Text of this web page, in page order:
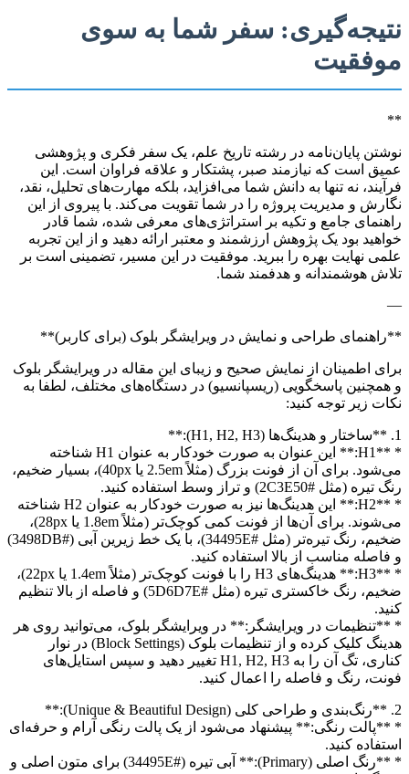
نتیجه‌گیری: سفر شما به سوی
موفقیت
**
نوشتن پایان‌نامه در رشته تاریخ علم، یک سفر فکری و پژوهشی
عمیق است که نیازمند صبر، پشتکار و علاقه فراوان است. این
فرآیند، نه تنها به دانش شما می‌افزاید، بلکه مهارت‌های تحلیل، نقد،
نگارش و مدیریت پروژه را در شما تقویت می‌کند. با پیروی از این
راهنمای جامع و تکیه بر استراتژی‌های معرفی شده، شما قادر
خواهید بود یک پژوهش ارزشمند و معتبر ارائه دهید و از این تجربه
علمی نهایت بهره را ببرید. موفقیت در این مسیر، تضمینی است بر
تلاش هوشمندانه و هدفمند شما.
—
**راهنمای طراحی و نمایش در ویرایشگر بلوک (برای کاربر)**
برای اطمینان از نمایش صحیح و زیبای این مقاله در ویرایشگر بلوک
و همچنین پاسخگویی (ریسپانسیو) در دستگاه‌های مختلف، لطفا به
نکات زیر توجه کنید:
1. **ساختار و هدینگ‌ها (H1, H2, H3):**
* **H1:** این عنوان به صورت خودکار به عنوان H1 شناخته
می‌شود. برای آن از فونت بزرگ (مثلاً 2.5em یا 40px)، بسیار ضخیم،
رنگ تیره (مثل #2C3E50) و تراز وسط استفاده کنید.
* **H2:** این هدینگ‌ها نیز به صورت خودکار به عنوان H2 شناخته
می‌شوند. برای آن‌ها از فونت کمی کوچک‌تر (مثلاً 1.8em یا 28px)،
ضخیم، رنگ تیره‌تر (مثل #34495E)، با یک خط زیرین آبی (#3498DB)
و فاصله مناسب از بالا استفاده کنید.
* **H3:** هدینگ‌های H3 را با فونت کوچک‌تر (مثلاً 1.4em یا 22px)،
ضخیم، رنگ خاکستری تیره (مثل #5D6D7E) و فاصله از بالا تنظیم
کنید.
* **تنظیمات در ویرایشگر:** در ویرایشگر بلوک، می‌توانید روی هر
هدینگ کلیک کرده و از تنظیمات بلوک (Block Settings) در نوار
کناری، تگ آن را به H1, H2, H3 تغییر دهید و سپس استایل‌های
فونت، رنگ و فاصله را اعمال کنید.
2. **رنگ‌بندی و طراحی کلی (Unique & Beautiful Design):**
* **پالت رنگی:** پیشنهاد می‌شود از یک پالت رنگی آرام و حرفه‌ای
استفاده کنید.
* **رنگ اصلی (Primary):** آبی تیره (#34495E) برای متون اصلی و